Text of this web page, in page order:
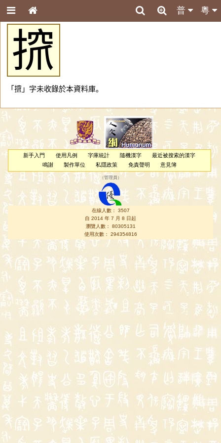
粵
普
𢱑
「𢱑」字未收錄於本資料庫。
新手入門 使用凡例 字庫統計 隨機漢字
最近被搜索的漢字
鳴謝
製作單位 私隱政策 免責聲明 意見簿
（管理員 ）
在線人數： 3507
自 2014 年 7 月 8 日起
瀏覽人數： 80305131
使用次數： 294354816